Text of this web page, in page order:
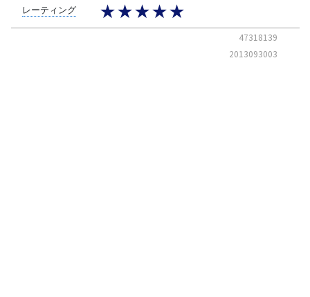
レーティング ★★★★★
47318139
2013093003